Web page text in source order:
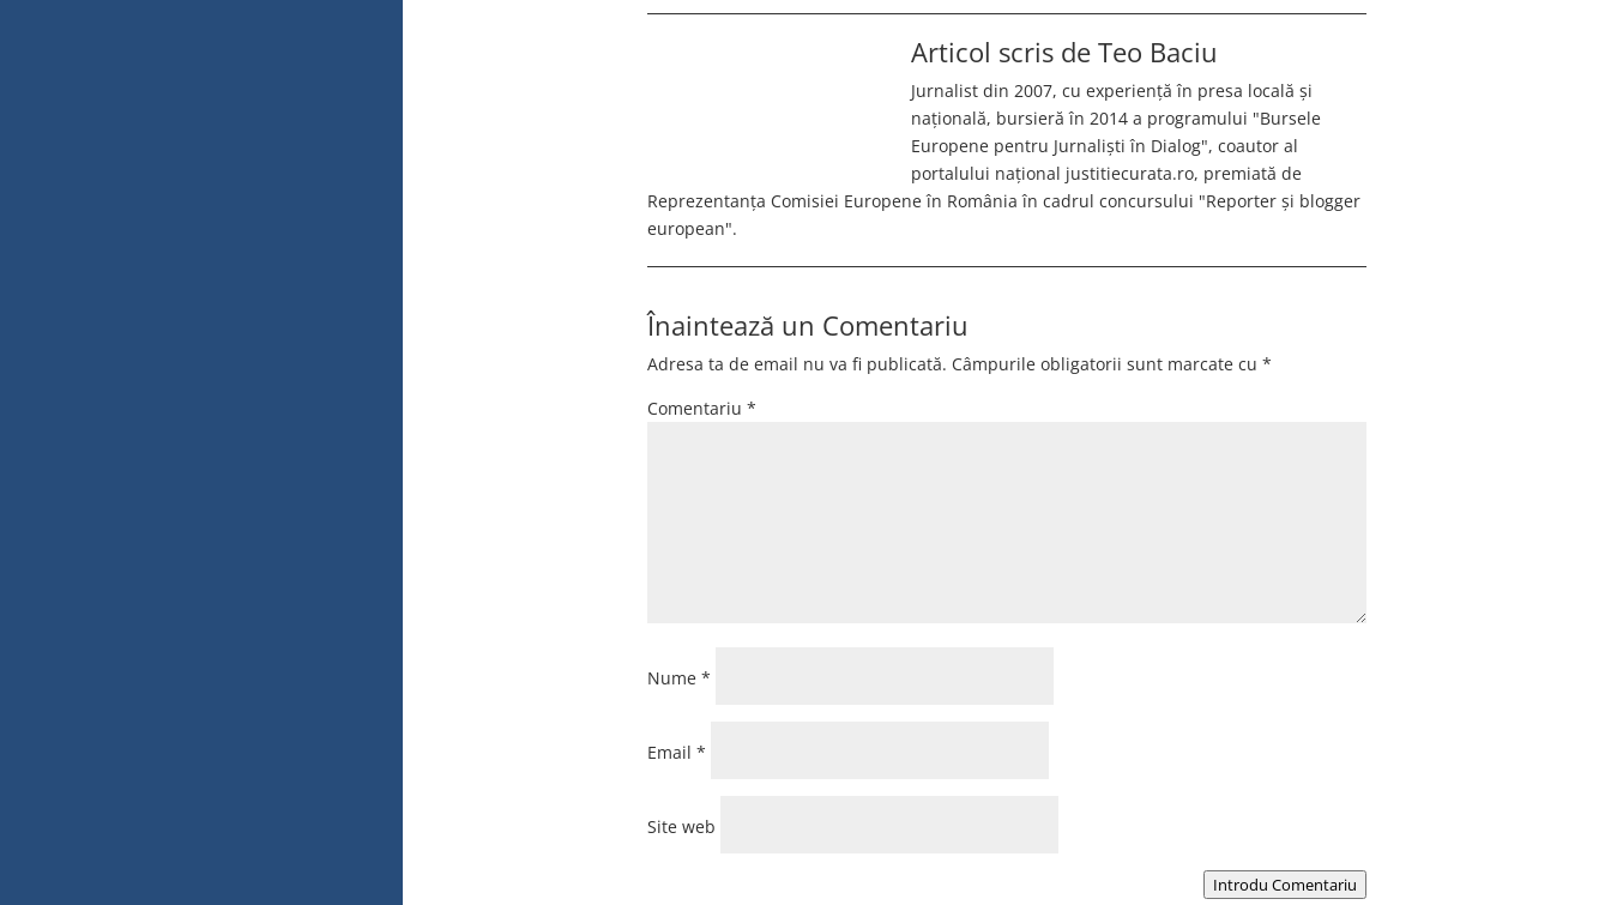
Articol scris de Teo Baciu
Jurnalist din 2007, cu experiență în presa locală și
națională, bursieră în 2014 a programului "Bursele
Europene pentru Jurnaliști în Dialog", coautor al
portalului național justitiecurata.ro, premiată de
Reprezentanța Comisiei Europene în România în cadrul concursului "Reporter și blogger
european".
Înaintează un Comentariu
Adresa ta de email nu va fi publicată. Câmpurile obligatorii sunt marcate cu *
Comentariu *
Nume *
Email *
Site web
Introdu Comentariu